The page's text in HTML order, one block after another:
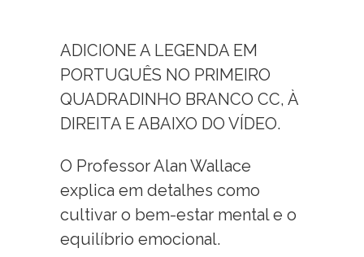
ADICIONE A LEGENDA EM
PORTUGUÊS NO PRIMEIRO
QUADRADINHO BRANCO CC, À
DIREITA E ABAIXO DO VÍDEO.
O Professor Alan Wallace
explica em detalhes como
cultivar o bem-estar mental e o
equilíbrio emocional.